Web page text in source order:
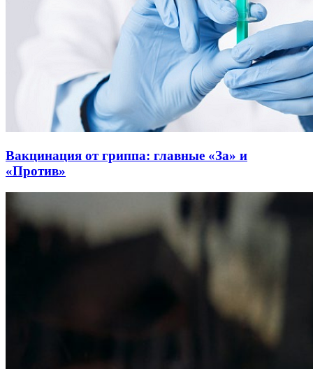
Вакцинация от гриппа: главные «За» и
«Против»